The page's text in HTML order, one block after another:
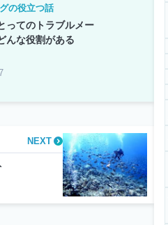
の役立つ話
ってのトラブルメー
んな役割がある
NEXT